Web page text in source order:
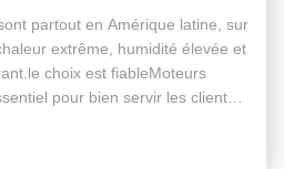
partout en Amérique latine, sur
extrême, humidité élevée et
choix est fiableMoteurs
pour bien servir les clients